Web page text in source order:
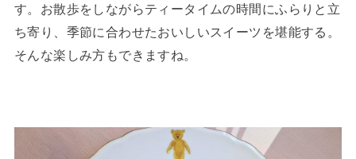
す。お散歩をしながらティータイムの時間にふらりと立
ち寄り、季節に合わせたおいしいスイーツを堪能する。
そんな楽しみ方もできますね。